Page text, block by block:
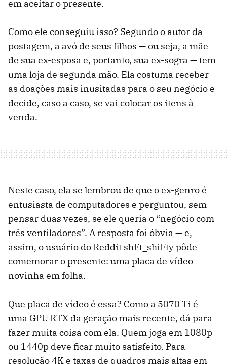
em aceitar o presente.
Como ele conseguiu isso? Segundo o autor da
postagem, a avó de seus filhos — ou seja, a mãe
de sua ex-esposa e, portanto, sua ex-sogra — tem
uma loja de segunda mão. Ela costuma receber
as doações mais inusitadas para o seu negócio e
decide, caso a caso, se vai colocar os itens à
venda.
Neste caso, ela se lembrou de que o ex-genro é
entusiasta de computadores e perguntou, sem
pensar duas vezes, se ele queria o “negócio com
três ventiladores”. A resposta foi óbvia — e,
assim, o usuário do Reddit shFt_shiFty pôde
comemorar o presente: uma placa de vídeo
novinha em folha.
Que placa de vídeo é essa? Como a 5070 Ti é
uma GPU RTX da geração mais recente, dá para
fazer muita coisa com ela. Quem joga em 1080p
ou 1440p deve ficar muito satisfeito. Para
resolução 4K e taxas de quadros mais altas em